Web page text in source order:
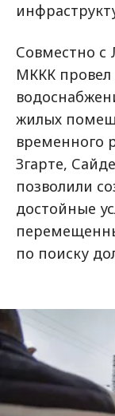
Совместно
МККК
жилых
временного
Згарте,
позволили
достойные
по поиску